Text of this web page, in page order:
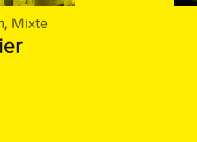
Mixte